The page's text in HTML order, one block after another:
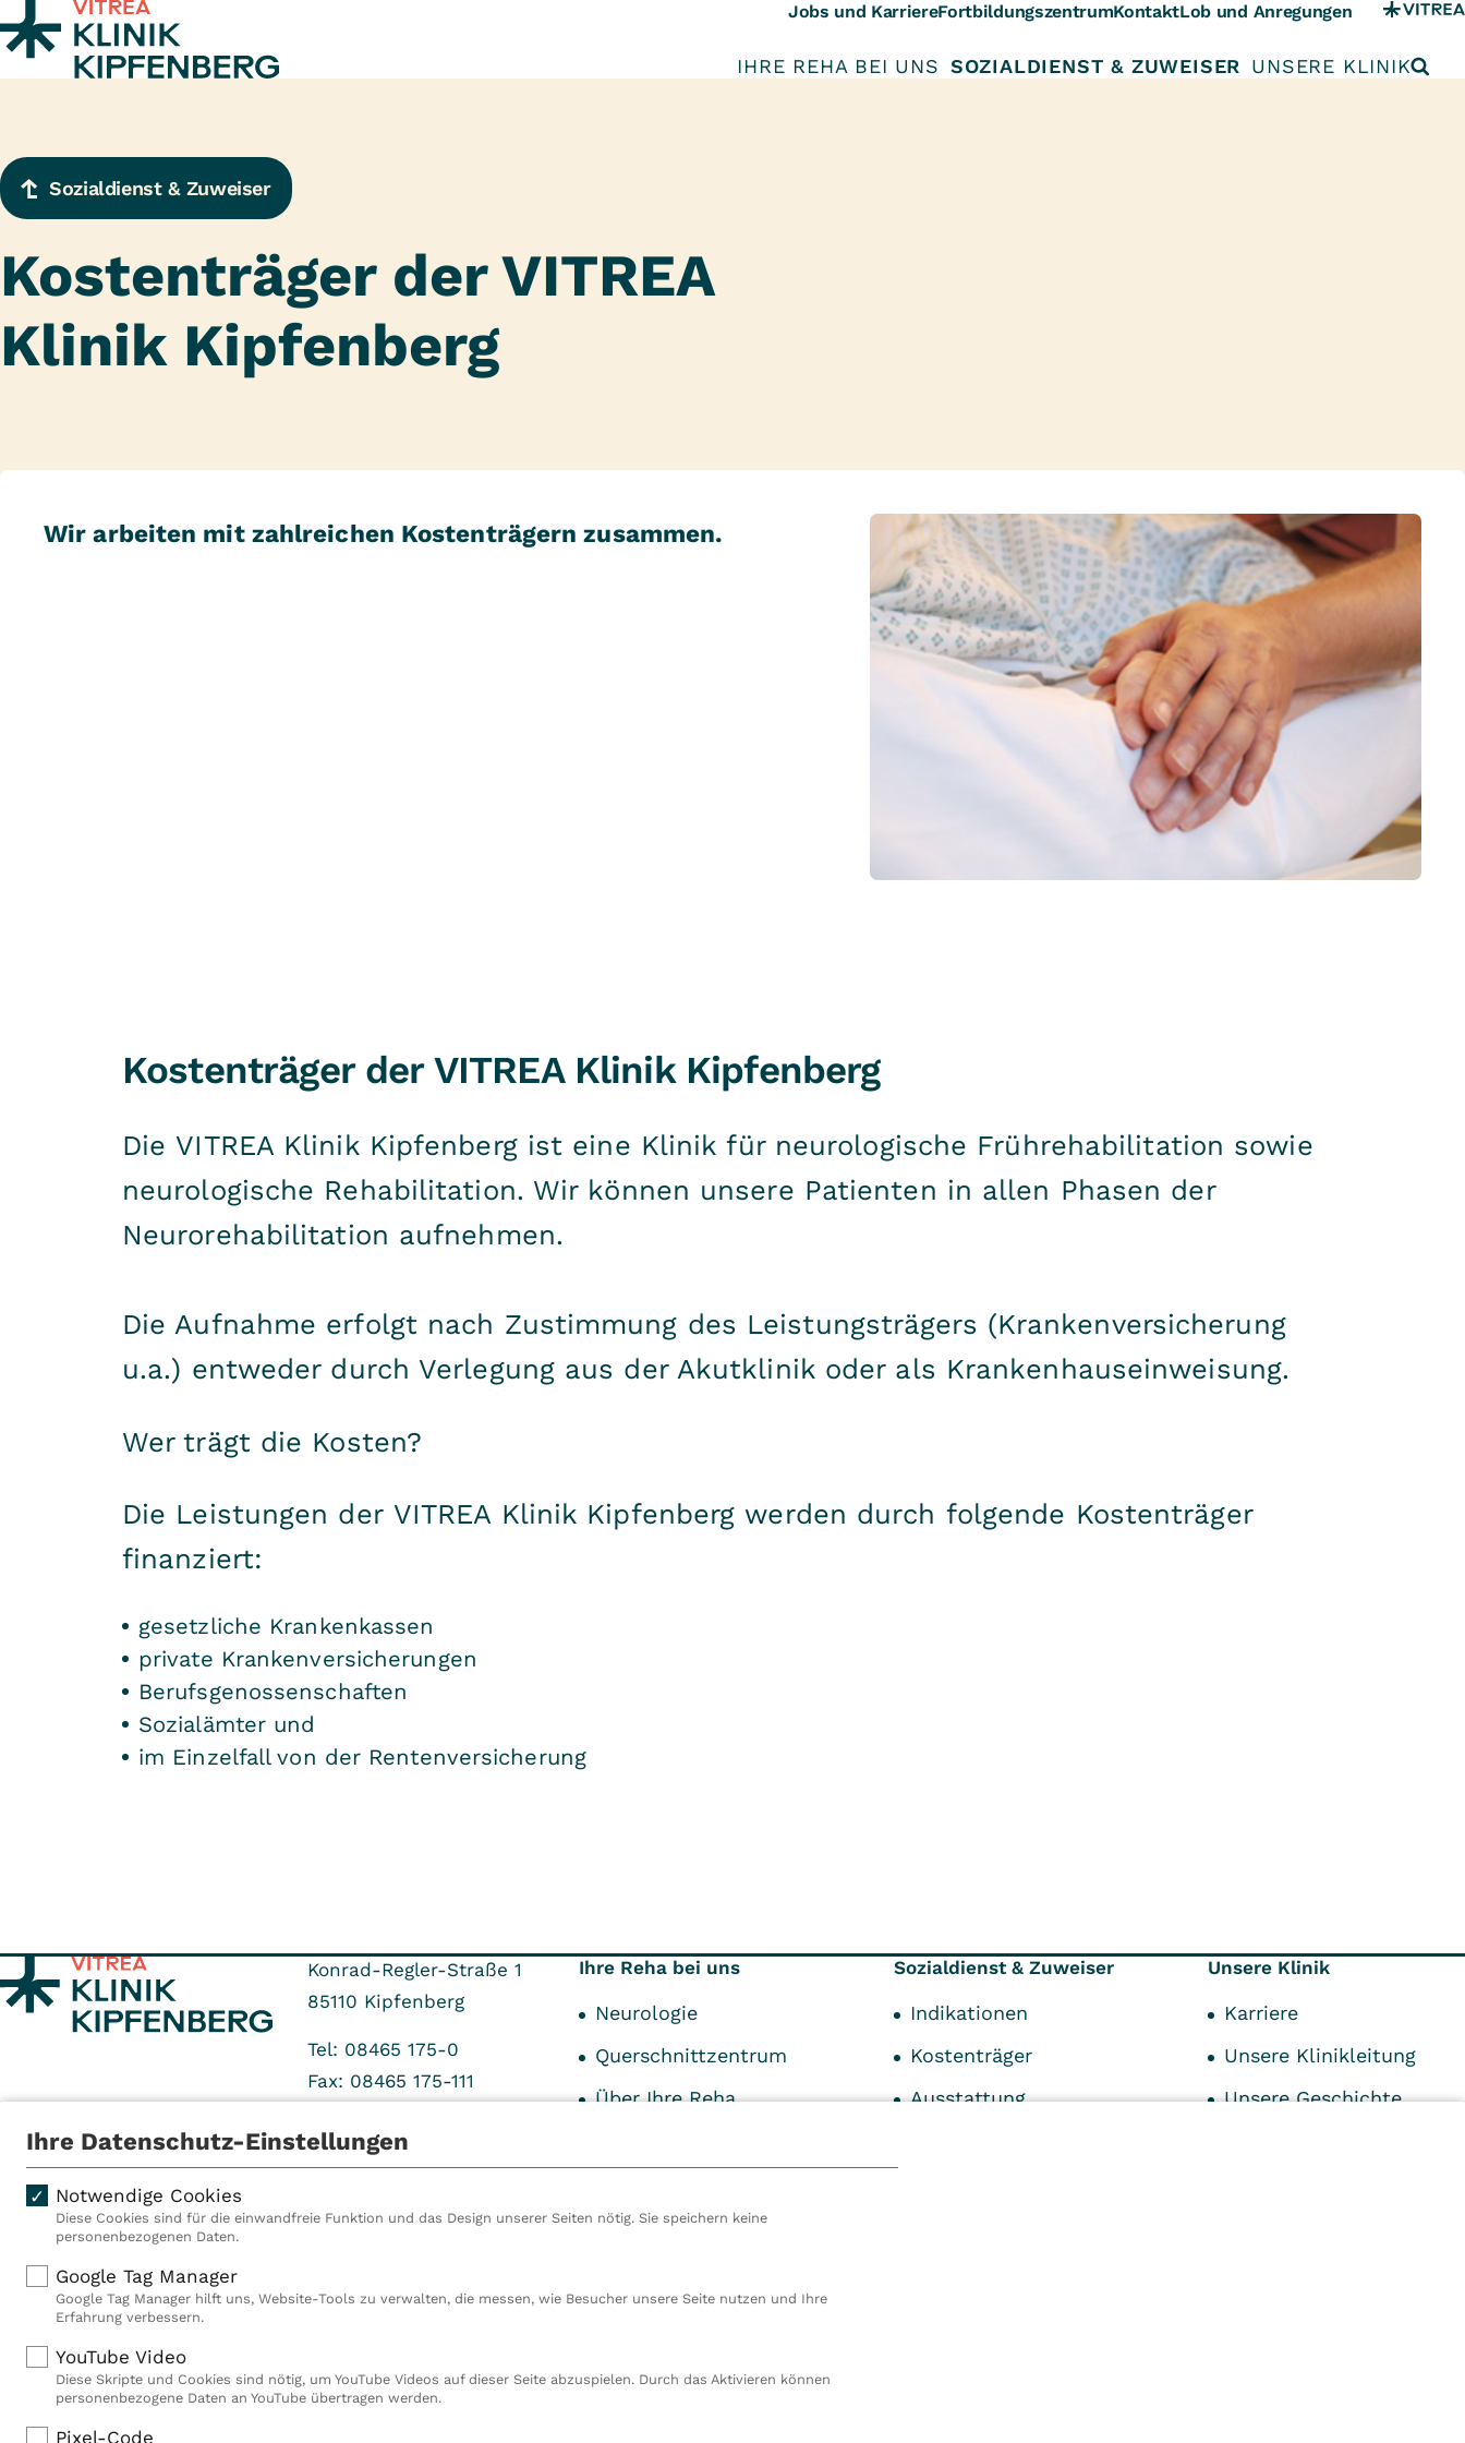
Zum Inhalt springen Jobs und KarriereFortbildungszentrumKontaktLob und Anregungen
IHRE REHA BEI UNS SOZIALDIENST & ZUWEISER UNSERE KLINIK
Sozialdienst & Zuweiser
Kostenträger der VITREA
Klinik Kipfenberg
Wir arbeiten mit zahlreichen Kostenträgern zusammen.
Kostenträger der VITREA Klinik Kipfenberg
Die VITREA Klinik Kipfenberg ist eine Klinik für neurologische Frührehabilitation sowie
neurologische Rehabilitation. Wir können unsere Patienten in allen Phasen der
Neurorehabilitation aufnehmen.
Die Aufnahme erfolgt nach Zustimmung des Leistungsträgers (Krankenversicherung
u.a.) entweder durch Verlegung aus der Akutklinik oder als Krankenhauseinweisung.
Wer trägt die Kosten?
Die Leistungen der VITREA Klinik Kipfenberg werden durch folgende Kostenträger
finanziert:
gesetzliche Krankenkassen
private Krankenversicherungen
Berufsgenossenschaften
Sozialämter und
im Einzelfall von der Rentenversicherung
Konrad-Regler-Straße 1
85110 Kipfenberg
Tel: 08465 175-0
Fax: 08465 175-111
Ihre Reha bei uns
Neurologie
Querschnittzentrum
Über Ihre Reha
Therapiekonzept
Unser
Sozialdienst & Zuweiser
Indikationen
Kostenträger
Ausstattung
Unsere Klinik
Karriere
Unsere Klinikleitung
Unsere Geschichte
Rahmen der Gruppe betreiben wir 80 stationäre und ambulante Einrichtungen in
Akutkliniken, acht ambulante Rehazentren, zwei Medizinische Versorgungszentren
(MVZ), neun Pflegeeinrichtungen sowie ein Prevention Center. Zudem führen wir
Ihre Datenschutz-Einstellungen
Notwendige Cookies
Diese Cookies sind für die einwandfreie Funktion und das Design unserer Seiten nötig. Sie speichern keine
personenbezogenen Daten.
Google Tag Manager
Google Tag Manager hilft uns, Website-Tools zu verwalten, die messen, wie Besucher unsere Seite nutzen und Ihre
Erfahrung verbessern.
YouTube Video
Diese Skripte und Cookies sind nötig, um YouTube Videos auf dieser Seite abzuspielen. Durch das Aktivieren können
personenbezogene Daten an YouTube übertragen werden.
Pixel-Code